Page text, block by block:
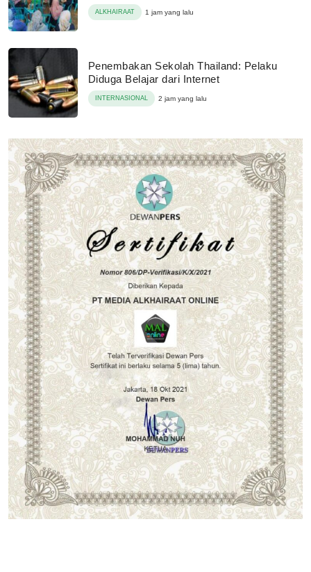
ALKHAIRAAT 1 jam yang lalu
Penembakan Sekolah Thailand: Pelaku
Diduga Belajar dari Internet
INTERNASIONAL 2 jam yang lalu